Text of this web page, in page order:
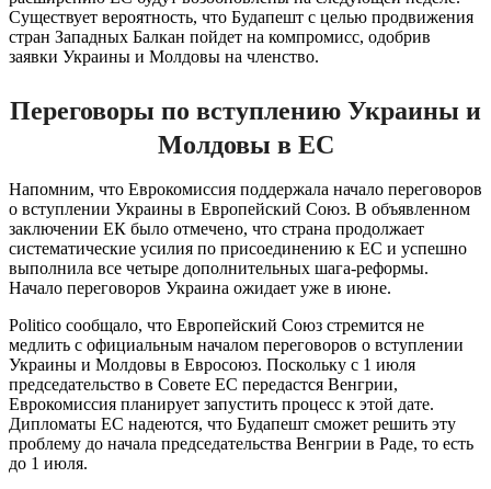
Существует вероятность, что Будапешт с целью продвижения
стран Западных Балкан пойдет на компромисс, одобрив
заявки Украины и Молдовы на членство.
Переговоры по вступлению Украины и
Молдовы в ЕС
Напомним, что Еврокомиссия поддержала начало переговоров
о вступлении Украины в Европейский Союз. В объявленном
заключении ЕК было отмечено, что страна продолжает
систематические усилия по присоединению к ЕС и успешно
выполнила все четыре дополнительных шага-реформы.
Начало переговоров Украина ожидает уже в июне.
Politico сообщало, что Европейский Союз стремится не
медлить с официальным началом переговоров о вступлении
Украины и Молдовы в Евросоюз. Поскольку с 1 июля
председательство в Совете ЕС передастся Венгрии,
Еврокомиссия планирует запустить процесс к этой дате.
Дипломаты ЕС надеются, что Будапешт сможет решить эту
проблему до начала председательства Венгрии в Раде, то есть
до 1 июля.